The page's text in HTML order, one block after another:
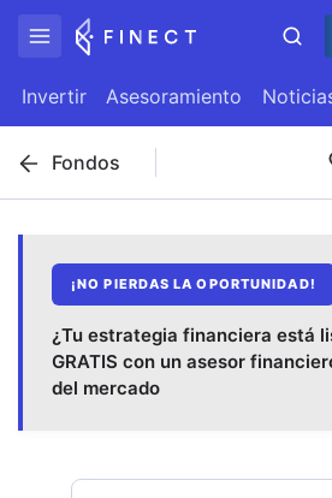
Invertir Asesoramiento
Fondos
¡NO PIERDAS LA OPORTUNIDAD!
¿Tu estrategia financiera está
GRATIS con un asesor
del mercado